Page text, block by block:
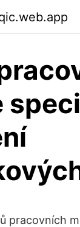
pracovních